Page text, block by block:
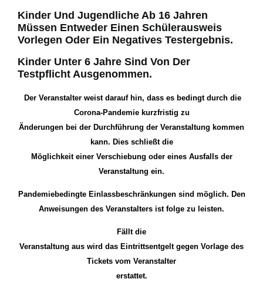
Kinder Und Jugendliche Ab 16 Jahren
Müssen Entweder Einen Schülerausweis
Vorlegen Oder Ein Negatives Testergebnis.
Kinder Unter 6 Jahre Sind Von Der
Testpflicht Ausgenommen.
Der Veranstalter weist darauf hin, dass es bedingt durch die
Corona-Pandemie kurzfristig zu
Änderungen bei der Durchführung der Veranstaltung kommen
kann. Dies schließt die
Möglichkeit einer Verschiebung oder eines Ausfalls der
Veranstaltung ein.
Pandemiebedingte Einlassbeschränkungen sind möglich. Den
Anweisungen des Veranstalters ist folge zu leisten.
Fällt die
Veranstaltung aus wird das Eintrittsentgelt gegen Vorlage des
Tickets vom Veranstalter
erstattet.